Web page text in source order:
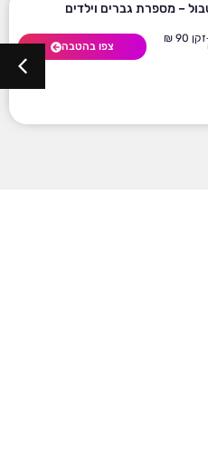
– מספרת גברים וילדים
₪
צפו בהטבה